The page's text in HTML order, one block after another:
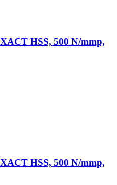
HSS, 500 N/mmp,
HSS, 500 N/mmp,